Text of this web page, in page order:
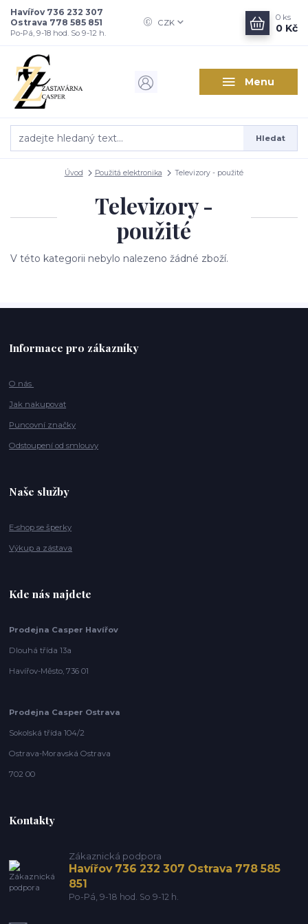
Menu
CZK
Hledat
Havířov 736 232 307
Ostrava 778 585 851
Po-Pá, 9-18 hod. So 9-12 h.
0 ks
0 Kč
Úvod Použitá elektronika Televizory - použité
Televizory -
použité
V této kategorii nebylo nalezeno žádné zboží.
Informace pro zákazníky
O nás
Jak nakupovat
Puncovní značky
Odstoupení od smlouvy
Naše služby
E-shop se šperky
Výkup a zástava
Kde nás najdete
Prodejna Casper Havířov
Dlouhá třída 13a
Havířov-Město, 736 01
Prodejna Casper Ostrava
Sokolská třída 104/2
Ostrava-Moravská Ostrava
702 00
Kontakty
Zákaznická podpora
Havířov 736 232 307 Ostrava 778 585
851
Po-Pá, 9-18 hod. So 9-12 h.